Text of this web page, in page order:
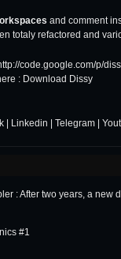
and comment
totaly refactored and
code.google.com/p/
: Download Dissy
Linkedin Telegram
: After two years, a new
#1